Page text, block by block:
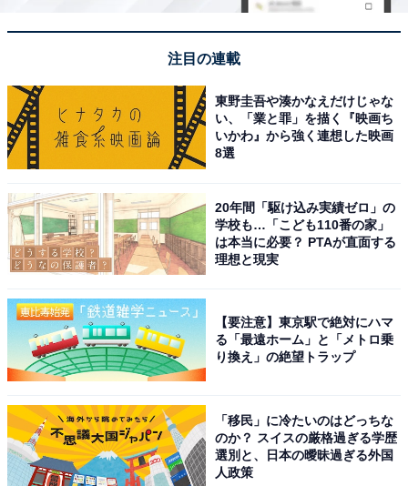
後STARVIS 搭載 200万画素 Full HD GPS 32GBmicroSD
起動 3年保証
Amazonで見る
コムテック「ZDR045WL」
コムテック 車用 ドライブレコーダー 前後2カメラ
ZDR045WL 無線LAN搭載 STARVIS 2搭載で夜間撮影性能
向上 前後200万画素 FullHD GPS搭載 後続車両接近お知
らせ機能搭載 運転支援機能搭載 日本製 3年保証 常時録画
対応]
Amazonで見る
注目の連載
東野圭吾や湊かなえだけじゃな
い、「業と罪」を描く『映画ち
いかわ』から強く連想した映画
8選
20年間「駆け込み実績ゼロ」の
学校も…「こども110番の家」
は本当に必要？ PTAが直面する
理想と現実
【要注意】東京駅で絶対にハマ
る「最遠ホーム」と「メトロ乗
り換え」の絶望トラップ
「移民」に冷たいのはどっちな
のか？ スイスの厳格過ぎる学歴
選別と、日本の曖昧過ぎる外国
人政策